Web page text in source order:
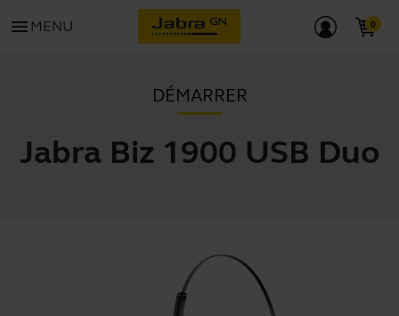
menu MENU
DÉMARRER
Jabra Biz 1900 USB Duo